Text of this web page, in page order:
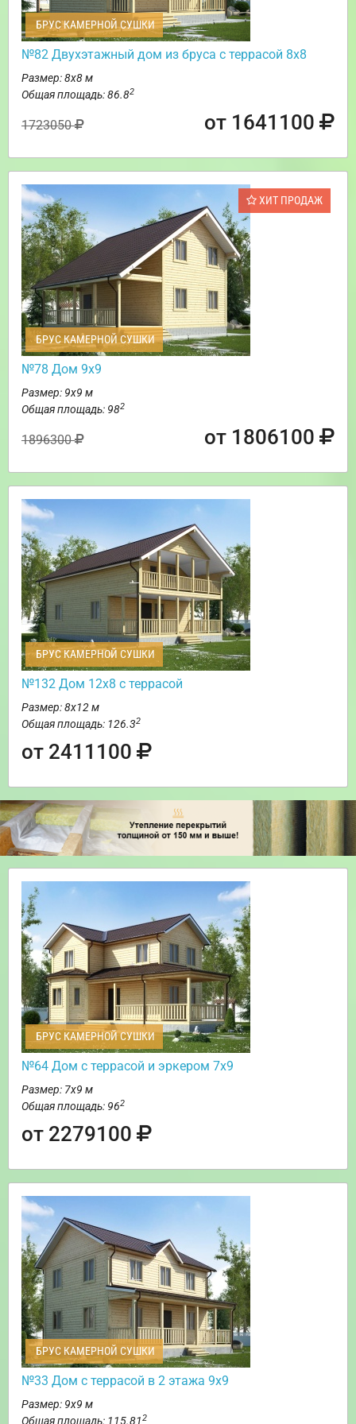
БРУС КАМЕРНОЙ СУШКИ
№82 Двухэтажный дом из бруса с террасой 8х8
Размер: 8х8 м
Общая площадь: 86.82
1723050 от 1641100
ХИТ ПРОДАЖ
БРУС КАМЕРНОЙ СУШКИ
№78 Дом 9х9
Размер: 9х9 м
Общая площадь: 982
1896300 от 1806100
БРУС КАМЕРНОЙ СУШКИ
№132 Дом 12х8 с террасой
Размер: 8х12 м
Общая площадь: 126.32
от 2411100
БРУС КАМЕРНОЙ СУШКИ
№64 Дом с террасой и эркером 7х9
Размер: 7х9 м
Общая площадь: 962
от 2279100
БРУС КАМЕРНОЙ СУШКИ
№33 Дом с террасой в 2 этажа 9х9
Размер: 9х9 м
Общая площадь: 115.812